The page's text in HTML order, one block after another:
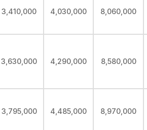
3,410,000 4,030,000 8,060,000
3,630,000 4,290,000 8,580,000
3,795,000 4,485,000 8,970,000